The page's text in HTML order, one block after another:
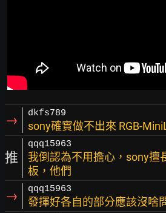
→ dkfs789
sony確實做不出來 RGB-
推
qqq15963
我倒認為不用擔心，sony擅
板，他們
→ qqq15963
發揮好各自的部分應該沒啥